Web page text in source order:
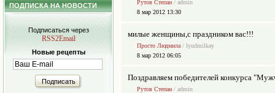
ПОДПИСКА НА НОВОСТИ
Подписаться через
RSS2Email
Новые рецепты
Подписать
Рутов Степан / admin
8 мар 2012 13:30
милые женщины,с праздником вас!!!
Просто Людмила / lyudmilkay
8 мар 2012 06:05
Поздравляем победителей конкурса
Рутов Степан / admin